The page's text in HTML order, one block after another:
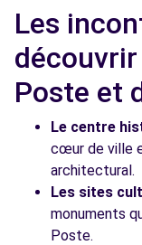
Les
Poste et
Le centre
cœur de ville
architectural.
Les sites
monuments
Poste.